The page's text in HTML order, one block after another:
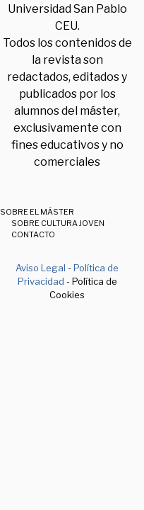
Universidad San Pablo
CEU.
Todos los contenidos de
la revista son
redactados, editados y
publicados por los
alumnos del máster,
exclusivamente con
fines educativos y no
comerciales
SOBRE EL MÁSTER
SOBRE CULTURA JOVEN
CONTACTO
Aviso Legal -Política de
Privacidad - Política de
Cookies